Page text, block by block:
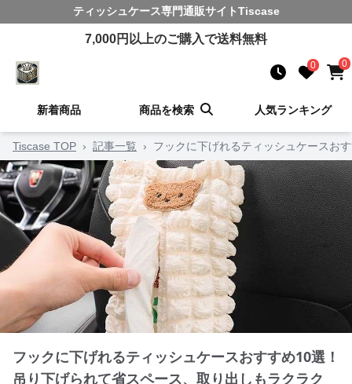
ティッシュケース専門通販サイトTiscase
7,000円以上のご購入で送料無料
0 0
新着商品 商品を検索 人気ランキング
Tiscase TOP › 記事一覧 › フックに下げれるティッシュケースお
フックに下げれるティッシュケースおすすめ10選！
吊り下げられて省スペース、取り出しもラクラク